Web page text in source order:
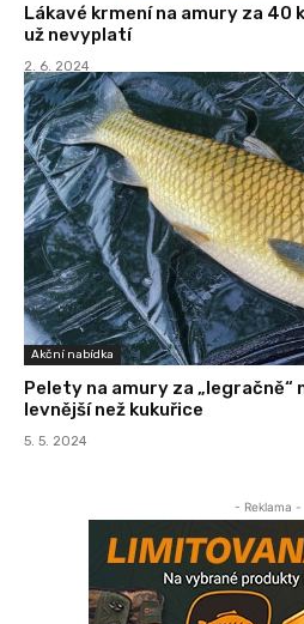
Lákavé krmení na amury za 40
už nevyplatí
2. 6. 2024
Akční nabídka
Pelety na amury za „legračně“
levnější než kukuřice
5. 5. 2024
- Reklama -